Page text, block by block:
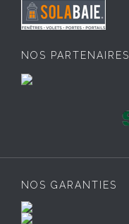
NOS PARTENAIRES
NOS GARANTIES